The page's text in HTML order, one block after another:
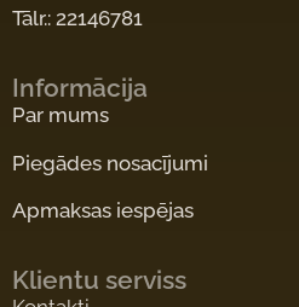
Tālr.: 22146781
Informācija
Par mums
Piegādes nosacījumi
Apmaksas iespējas
Klientu serviss